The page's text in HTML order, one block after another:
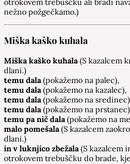
nežno požgečkamo.)
Miška kaško kuhala
Miška kaško kuhala(S kazalcem
dlani.)
temu dala(pokažemo na palec),
temu dala(pokažemo na kazalec),
temu dala(pokažemo na
temu dala(pokažemo na
temu pa nič dala(pokažemo na
malo pomešala(S kazalcem
dlani.)
in v luknjico zbežala(S kazalcem
otrokovem trebuščku do brade,